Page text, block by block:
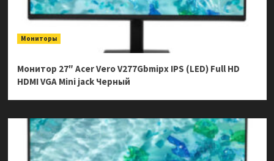
Мониторы
Монитор 27″ Acer Vero V277Gbmipx IPS (LED) Full HD
HDMI VGA Mini jack Черный